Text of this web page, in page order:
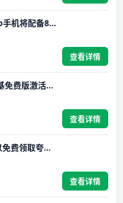
据传iPhone 14 Pro手机将配备8GB的RAM运行内存
查看详情
Kaspersky卡巴斯基免费版激活方法及使用技巧
查看详情
淘宝88VIP用户可以免费领取夸克网盘6TB空间会员权益
查看详情